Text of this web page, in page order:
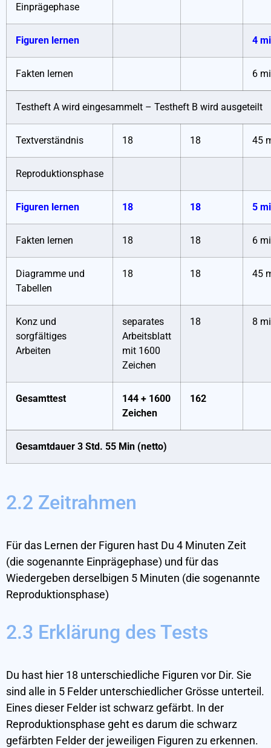
Einprägephase
Figuren lernen 4
Fakten lernen 6
Testheft A wird eingesammelt – Testheft B wird ausgeteilt
Textverständnis 18 18 45
Reproduktionsphase
Figuren lernen 18 18 5
Fakten lernen 18 18 6
Diagramme und
Tabellen
18 18 45
Konz und
sorgfältiges
Arbeiten
separates
Arbeitsblatt
mit 1600
Zeichen
18 8
Gesamttest
144 + 1600
Zeichen
162
Gesamtdauer 3 Std. 55 Min (netto)
2.2 Zeitrahmen
Für das Lernen der Figuren hast Du 4 Minuten Zeit
(die sogenannte Einprägephase) und für das
Wiedergeben derselbigen 5 Minuten (die sogenannte
Reproduktionsphase)
2.3 Erklärung des Tests
Du hast hier 18 unterschiedliche Figuren vor Dir. Sie
sind alle in 5 Felder unterschiedlicher Grösse unterteil.
Eines dieser Felder ist schwarz gefärbt. In der
Reproduktionsphase geht es darum die schwarz
gefärbten Felder der jeweiligen Figuren zu erkennen.